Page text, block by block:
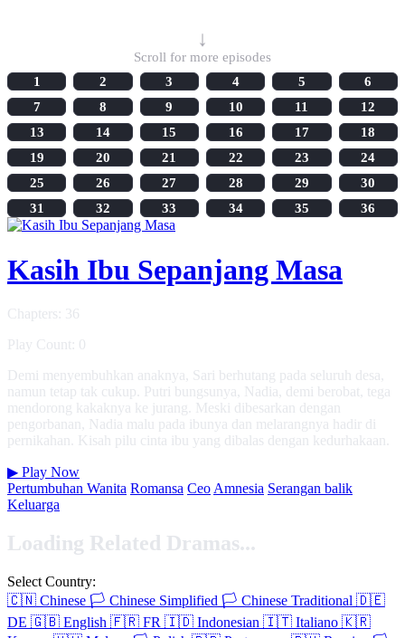
↓
Scroll for more episodes
1
2 3 4 5
6
7
8 9 10 11
12
13
14 15 16 17
18
19
20 21 22 23
24
25
26 27 28 29
30
31
32 33 34 35 36
Kasih Ibu Sepanjang Masa
Chapters: 36
Play Count: 0
Demi menyembuhkan anaknya, Sari berhutang pada seluruh desa,
namun tetap tak cukup. Putri bungsunya, Nadia, demi berobat, tega
mendorong kakaknya ke jurang. Meski dibesarkan dengan
pengorbanan, Nadia malu pada ibunya dan melarangnya hadir di
pernikahan. Kisah pilu cinta ibu yang dibalas dengan kedurhakaan.
▶ Play Now
Pertumbuhan Wanita Romansa Ceo Amnesia Serangan balik
Keluarga
Loading Related Dramas...
Select Country:
🇨🇳 Chinese 🏳️ Chinese Simplified 🏳️ Chinese Traditional 🇩🇪
DE 🇬🇧 English 🇫🇷 FR 🇮🇩 Indonesian 🇮🇹 Italiano 🇰🇷